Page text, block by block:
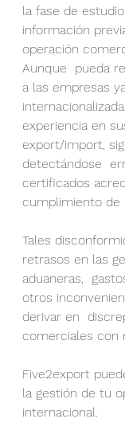
la fase de
información
operación
Aunque  pueda
a las empresas
experiencia en
export/import,
detectándose
certificados
cumplimiento de
Tales
retrasos en las
aduaneras,
otros
derivar en
comerciales con
Five2export
la gestión de tu
internacional.